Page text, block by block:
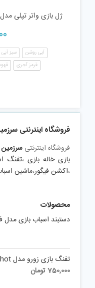
ژل بازی واتر تپلی مدل WS1000
آبی روشن سبز آبی
قرمز آجری
فروشگاه اینترنتی
فروشگاه اینترنتی
بازی خاله بازی ،تفنگ
،اکشن فیگور،ماشین
محصولات
دستبند اسباب بازی مدل
تفنگ بازی زورو مدل X-Shot کد 36436
750,000تومان